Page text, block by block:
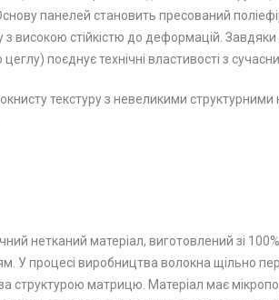
панелей становить пресований
з високою стійкістю до деформацій.
поєднує технічні властивості з
текстуру з невеликими
нетканий матеріал, виготовлений зі
У процесі виробництва волокна щільно
структурою матрицю. Матеріал має